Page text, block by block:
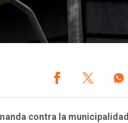
contra la municipalidad